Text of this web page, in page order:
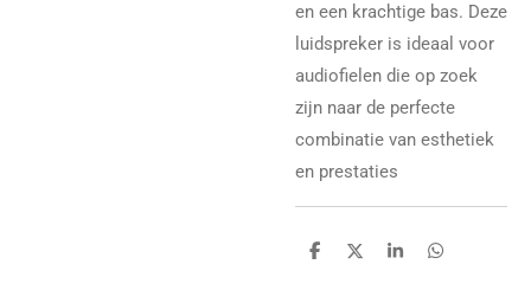
en een krachtige bas. Deze
luidspreker is ideaal voor
audiofielen die op zoek
zijn naar de perfecte
combinatie van esthetiek
en prestaties
D
D
S
D